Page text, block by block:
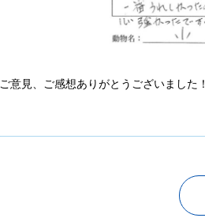
ご意見、ご感想ありがとうございました！